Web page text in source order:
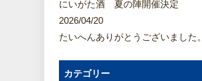
にいがた酒 夏の陣開催決定
2026/04/20
たいへんありがとうございました。
カテゴリー